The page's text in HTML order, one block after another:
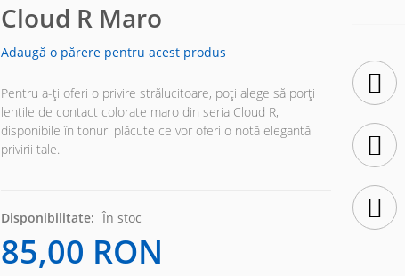
Cloud R Maro
Adaugă o părere pentru acest produs
Pentru a-ți oferi o privire strălucitoare, poți alege să porți
lentile de contact colorate maro din seria Cloud R,
disponibile în tonuri plăcute ce vor oferi o notă elegantă
privirii tale.
Disponibilitate: În stoc
85,00 RON